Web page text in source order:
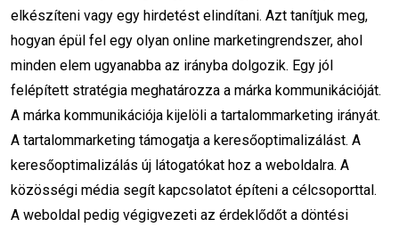
Weboldal sebesség optimalizálás
Mobilbarát weboldal
Konverzió optimalizálás
SEO elemző szoftver
Marketing Ragadozó csomagok
elkészíteni vagy egy hirdetést elindítani. Azt tanítjuk meg,
hogyan épül fel egy olyan online marketingrendszer, ahol
minden elem ugyanabba az irányba dolgozik. Egy jól
felépített stratégia meghatározza a márka kommunikációját.
A márka kommunikációja kijelöli a tartalommarketing irányát.
A tartalommarketing támogatja a keresőoptimalizálást. A
keresőoptimalizálás új látogatókat hoz a weboldalra. A
közösségi média segít kapcsolatot építeni a célcsoporttal.
A weboldal pedig végigvezeti az érdeklődőt a döntési